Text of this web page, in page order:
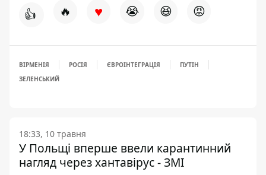
👍 🔥 ♥ 😭 😆 😡
ВІРМЕНІЯ РОСІЯ ЄВРОІНТЕГРАЦІЯ
ПУТІН
ЗЕЛЕНСЬКИЙ
18:33, 10 травня
У Польщі вперше ввели карантинний
нагляд через хантавірус - ЗМІ